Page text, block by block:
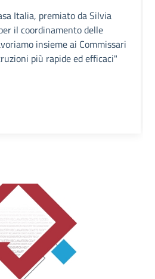
Italia, premiato da Silvia
il coordinamento delle
insieme ai Commissari
più rapide ed efficaci"